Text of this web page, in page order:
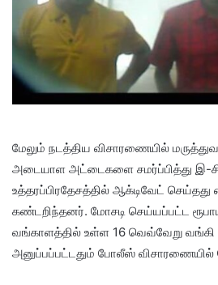
மேலும் நடத்திய விசாரணையில்
அடையாள அட்டைகளை சமர்ப்பித்து இ-
உத்தரப்பிரதேசத்தில் ஆக்டிவேட்
கண்டறிந்தனர். மோசடி செய்யப்பட்ட
வங்காளத்தில் உள்ள 16 வெவ்வேறு வங்கி
அனுப்பப்பட்டதும் போலீஸ் விசாரணையில்